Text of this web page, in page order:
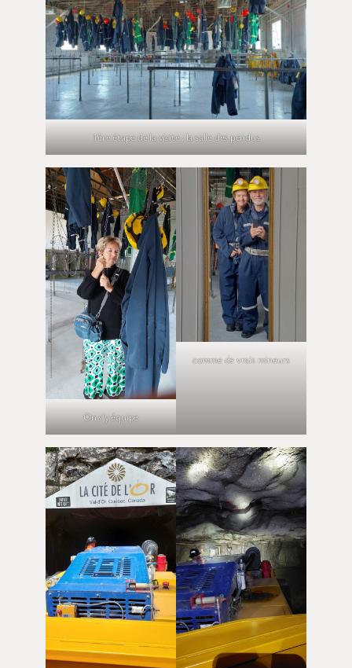
1ère étape de la visite : la salle des pendus
On s’y équipe
comme de vrais mineurs